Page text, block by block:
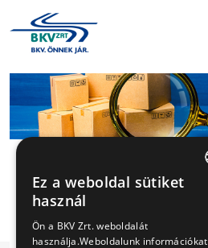
VONTATÓ
Ez a weboldal sütiket
használ
Ön a BKV Zrt. weboldalát
használja.Weboldalunk információkat